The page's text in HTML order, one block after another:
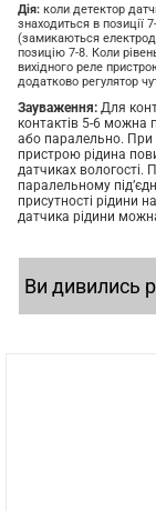
Дія: коли детектор
знаходиться в позиції
(замикаються
позицію 7-8. Коли
вихідного реле
додатково регулятор
Зауваження: Для
контактів 5-6 можна
або паралельно. При
пристрою рідина
датчиках вологості.
паралельному
присутності рідини
датчика рідини
Ви дивились